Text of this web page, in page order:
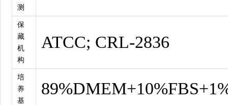
测
保
藏
机
构
ATCC; CRL-2836
培
养
基